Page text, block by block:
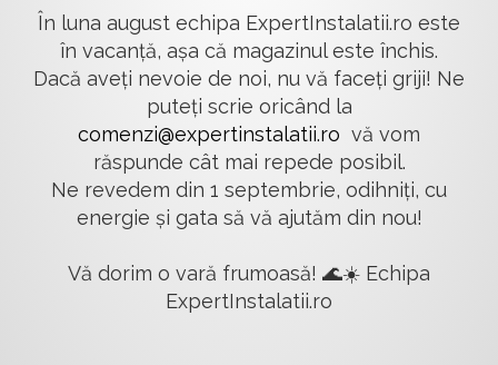
În luna august echipa ExpertInstalatii.ro este
în vacanță, așa că magazinul este închis.
Dacă aveți nevoie de noi, nu vă faceți griji! Ne
puteți scrie oricând la
comenzi@expertinstalatii.ro vă vom
răspunde cât mai repede posibil.
Ne revedem din 1 septembrie, odihniți, cu
energie și gata să vă ajutăm din nou!
Vă dorim o vară frumoasă! 🌊☀️ Echipa
ExpertInstalatii.ro